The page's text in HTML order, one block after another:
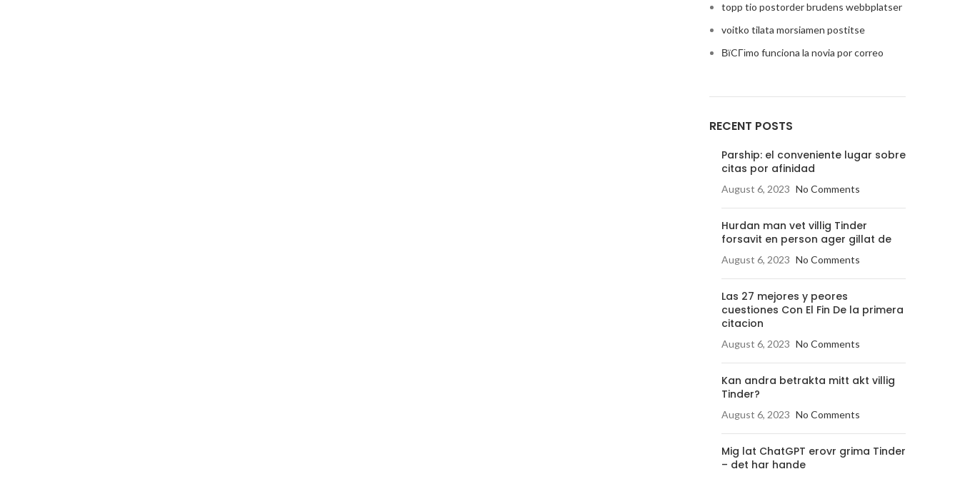
topp tio postorder brudens webbplatser
voitko tilata morsiamen postitse
ВїCГіmo funciona la novia por correo
RECENT POSTS
Parship: el conveniente lugar sobre
citas por afinidad
August 6, 2023 No Comments
Hurdan man vet villig Tinder
forsavit en person ager gillat de
August 6, 2023 No Comments
Las 27 mejores y peores
cuestiones Con El Fin De la primera
citacion
August 6, 2023 No Comments
Kan andra betrakta mitt akt villig
Tinder?
August 6, 2023 No Comments
Mig lat ChatGPT erovr grima Tinder
– det har hande